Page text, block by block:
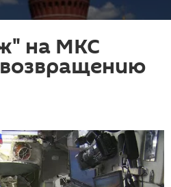
на МКС
возвращению